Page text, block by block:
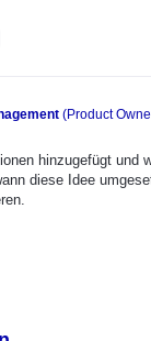
(Product
hinzugefügt und
diese Idee